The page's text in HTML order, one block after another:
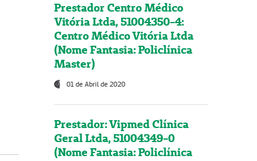
Prestador Centro Médico
Vitória Ltda, 51004350-4:
Centro Médico Vitória Ltda
(Nome Fantasia: Policlínica
Master)
01 de Abril de 2020
Prestador: Vipmed Clínica
Geral Ltda, 51004349-0
(Nome Fantasia: Policlínica